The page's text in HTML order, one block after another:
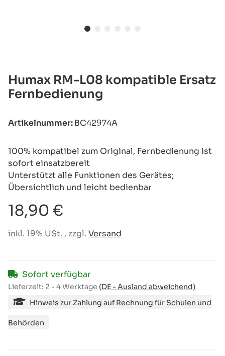
Humax RM-L08 kompatible Ersatz
Fernbedienung
Artikelnummer:BC42974A
100% kompatibel zum Original, Fernbedienung ist
sofort einsatzbereit
Unterstützt alle Funktionen des Gerätes;
Übersichtlich und leicht bedienbar
18,90 €
inkl. 19% USt. , zzgl. Versand
Sofort verfügbar
Lieferzeit: 2 - 4 Werktage (DE - Ausland abweichend)
Hinweis zur Zahlung auf Rechnung für Schulen und
Behörden